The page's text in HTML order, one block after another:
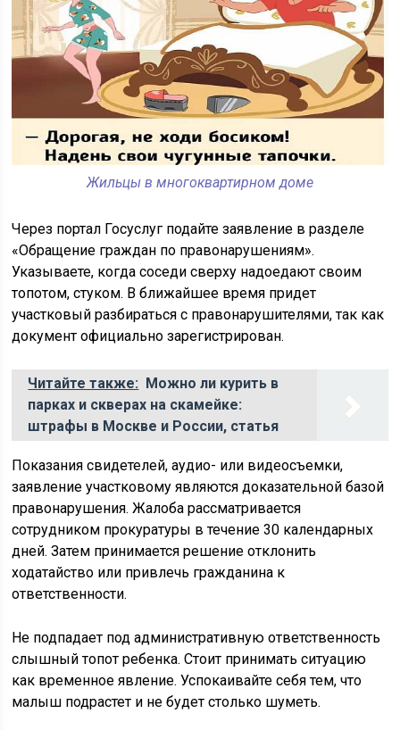
Жильцы в многоквартирном доме
Через портал Госуслуг подайте заявление в разделе
«Обращение граждан по правонарушениям».
Указываете, когда соседи сверху надоедают своим
топотом, стуком. В ближайшее время придет
участковый разбираться с правонарушителями, так как
документ официально зарегистрирован.
Читайте также:
Можно ли курить в
парках и скверах на скамейке:
штрафы в Москве и России, статья
Показания свидетелей, аудио- или видеосъемки,
заявление участковому являются доказательной базой
правонарушения. Жалоба рассматривается
сотрудником прокуратуры в течение 30 календарных
дней. Затем принимается решение отклонить
ходатайство или привлечь гражданина к
ответственности.
Не подпадает под административную ответственность
слышный топот ребенка. Стоит принимать ситуацию
как временное явление. Успокаивайте себя тем, что
малыш подрастет и не будет столько шуметь.